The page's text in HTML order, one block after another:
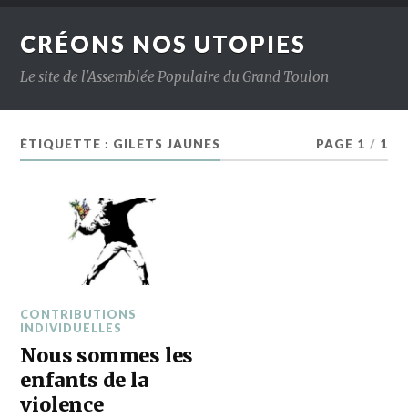
CRÉONS NOS UTOPIES
Le site de l'Assemblée Populaire du Grand Toulon
ÉTIQUETTE : GILETS JAUNES PAGE 1 / 1
CONTRIBUTIONS
INDIVIDUELLES
Nous sommes les
enfants de la
violence